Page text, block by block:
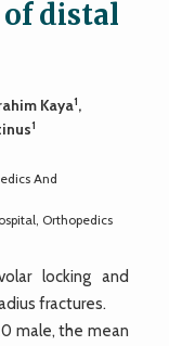
distal
Kaya1,
1
And
Orthopedics
locking and
fractures.
male, the mean